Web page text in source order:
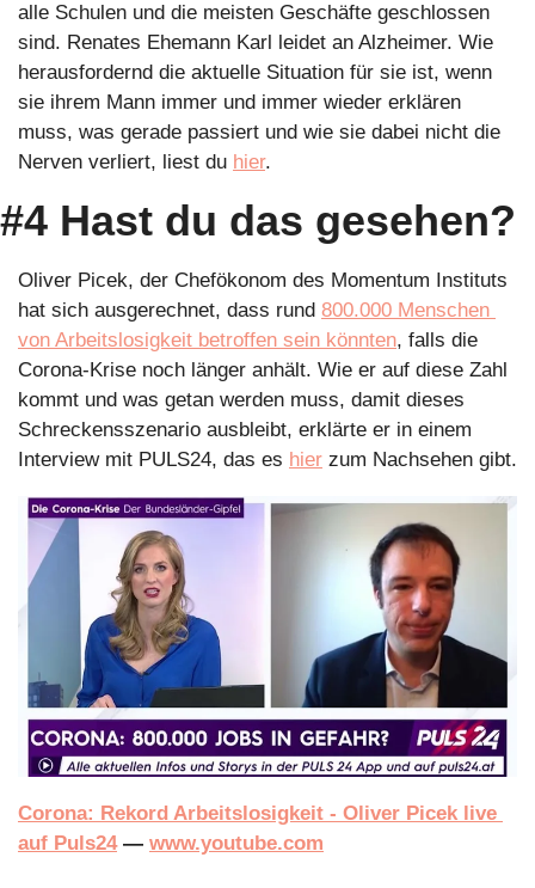
alle Schulen und die meisten Geschäfte geschlossen
sind. Renates Ehemann Karl leidet an Alzheimer. Wie
herausfordernd die aktuelle Situation für sie ist, wenn
sie ihrem Mann immer und immer wieder erklären
muss, was gerade passiert und wie sie dabei nicht die
Nerven verliert, liest du hier.
#4 Hast du das gesehen?
Oliver Picek, der Chefökonom des Momentum Instituts
hat sich ausgerechnet, dass rund 800.000 Menschen
von Arbeitslosigkeit betroffen sein könnten, falls die
Corona-Krise noch länger anhält. Wie er auf diese Zahl
kommt und was getan werden muss, damit dieses
Schreckensszenario ausbleibt, erklärte er in einem
Interview mit PULS24, das es hier zum Nachsehen gibt.
Corona: Rekord Arbeitslosigkeit - Oliver Picek live
auf Puls24 — www.youtube.com